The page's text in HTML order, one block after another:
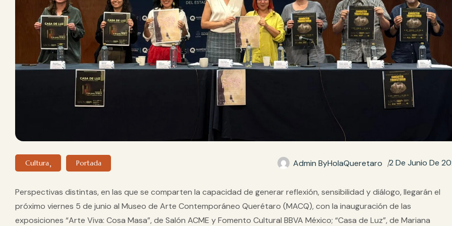
Cultura Portada Admin ByHolaQueretaro 2 De Junio De
Perspectivas distintas, en las que se comparten la capacidad de generar reflexión, sensibilidad y diálogo, llegarán el
próximo viernes 5 de junio al Museo de Arte Contemporáneo Querétaro (MACQ), con la inauguración de las
exposiciones “Arte Viva: Cosa Masa”, de Salón ACME y Fomento Cultural BBVA México; “Casa de Luz”, de Mariana